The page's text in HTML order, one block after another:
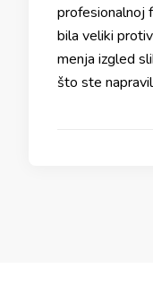
profesionalnoj
bila veliki
menja izgled
što ste